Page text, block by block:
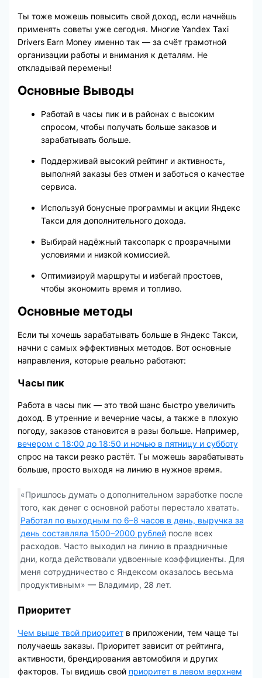
Ты тоже можешь повысить свой доход, если начнёшь
применять советы уже сегодня. Многие Yandex Taxi
Drivers Earn Money именно так — за счёт грамотной
организации работы и внимания к деталям. Не
откладывай перемены!
Основные Выводы
Работай в часы пик и в районах с высоким
спросом, чтобы получать больше заказов и
зарабатывать больше.
Поддерживай высокий рейтинг и активность,
выполняй заказы без отмен и заботься о качестве
сервиса.
Используй бонусные программы и акции Яндекс
Такси для дополнительного дохода.
Выбирай надёжный таксопарк с прозрачными
условиями и низкой комиссией.
Оптимизируй маршруты и избегай простоев,
чтобы экономить время и топливо.
Основные методы
Если ты хочешь зарабатывать больше в Яндекс Такси,
начни с самых эффективных методов. Вот основные
направления, которые реально работают:
Часы пик
Работа в часы пик — это твой шанс быстро увеличить
доход. В утренние и вечерние часы, а также в плохую
погоду, заказов становится в разы больше. Например,
вечером с 18:00 до 18:50 и ночью в пятницу и субботу
спрос на такси резко растёт. Ты можешь зарабатывать
больше, просто выходя на линию в нужное время.
«Пришлось думать о дополнительном заработке после
того, как денег с основной работы перестало хватать.
Работал по выходным по 6–8 часов в день, выручка за
день составляла 1500–2000 рублейпосле всех
расходов. Часто выходил на линию в праздничные
дни, когда действовали удвоенные коэффициенты. Для
меня сотрудничество с Яндексом оказалось весьма
продуктивным» — Владимир, 28 лет.
Приоритет
Чем выше твой приоритетв приложении, тем чаще ты
получаешь заказы. Приоритет зависит от рейтинга,
активности, брендирования автомобиля и других
факторов. Ты видишь свой приоритет в левом верхнем